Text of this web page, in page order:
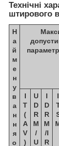
Технічні
штирового
Н
а
й
м
е
н
у
в
а
н
н
я
о
I
T
(
A
V
)
U
D
R
M
/
U
I
D
R
M
/I
R
I